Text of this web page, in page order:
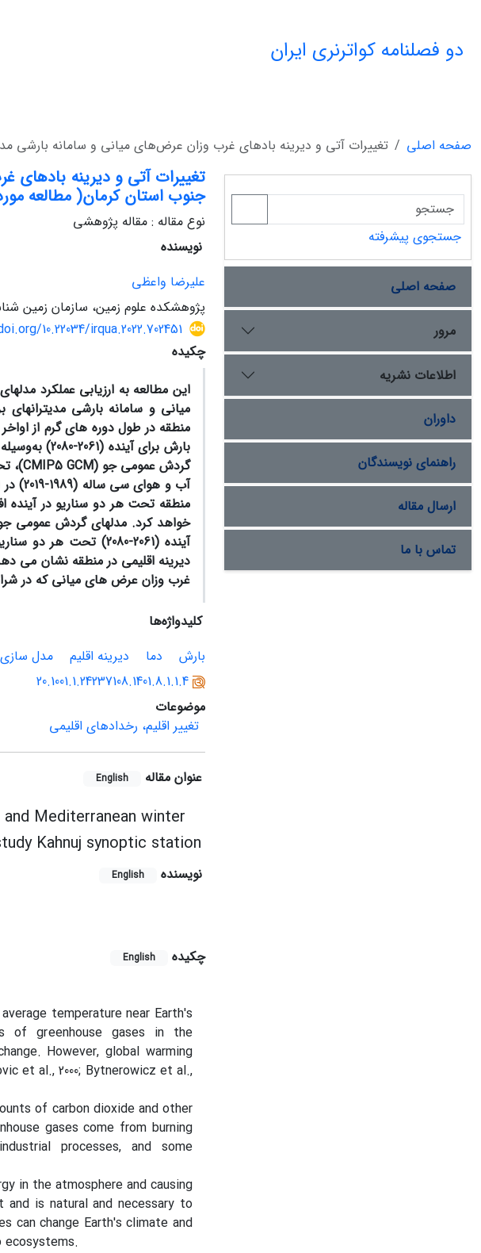
دو فصلنامه کواترنری ایران
صفحه اصلی تغییرات آتی و دیرینه بادهای غرب وزان عرض‌های میانی و سامانه بارشی
تغییرات آتی و دیرینه بادهای
جنوب استان کرمان( مطالعه
نوع مقاله : مقاله پژوهشی
نویسنده
علیرضا واعظی
پژوهشکده علوم زمین، سازمان زمین
10.22034/irqua.2022.702451
چکیده
این مطالعه به ارزیابی عملکرد
میانی و سامانه بارشی مدیترانه‏ای
منطقه در طول دوره های گرم از
بارش برای آینده (2061-2080) به‌وسیله مدل
گردش عمومی جو (CMIP5 GCM)،
آب و هوای سی ساله (1989-2019) در ایستگاه سینوپتیک کهنوج پیش‌بینی گردیدند.
منطقه تحت هر دو سناریو در آینده
خواهد کرد. مدل‏های گردش عمومی
آینده (2061-2080)
دیرینه اقلیمی در منطقه نشان می
غرب وزان عرض های میانی که در
کلیدواژه‌ها
بارش
دما دیرینه اقلیم
مدل سازی
20.1001.1.24237108.1401.8.1.1.4
موضوعات
تغییر اقلیم، رخدادهای اقلیمی
عنوان مقاله English
Mediterranean winter
Kahnuj synoptic station
نویسنده English
چکیده
English
temperature near Earth's
of greenhouse gases in the
However, global warming
et al., 2000; Bytnerowicz et al.,
of carbon dioxide and other
gases come from burning
processes, and some
in the atmosphere and causing
is natural and necessary to
can change Earth's climate and
جستجوی پیشرفته
صفحه اصلی
مرور
اطلاعات نشریه
داوران
راهنمای نویسندگان
ارسال مقاله
تماس با ما